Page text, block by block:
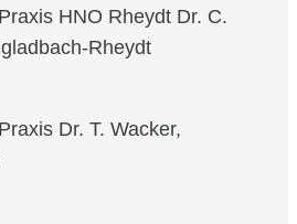
HNO Rheydt Dr. C.
Rheydt
Dr. T. Wacker,